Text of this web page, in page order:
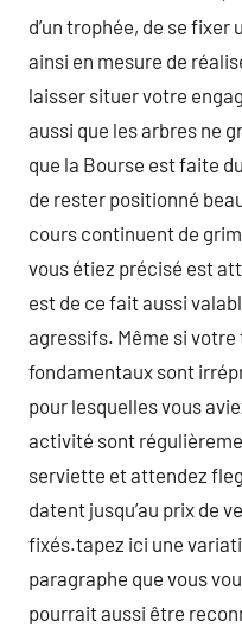
d’un trophée, de se fixer
ainsi en mesure de
laisser situer votre
aussi que les arbres ne
que la Bourse est faite
de rester positionné
cours continuent de
vous étiez précisé est
est de ce fait aussi
agressifs. Même si
fondamentaux sont
pour lesquelles vous
activité sont
serviette et attendez
datent jusqu’au prix de
fixés.tapez ici une
paragraphe que vous
pourrait aussi être